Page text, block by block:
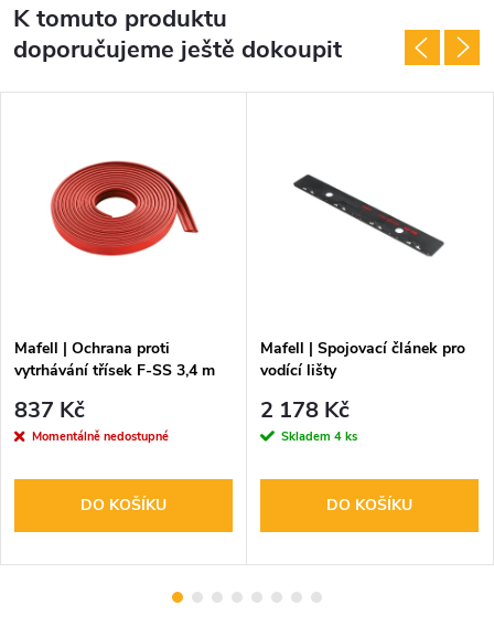
K tomuto produktu
doporučujeme ještě dokoupit
Mafell | Ochrana proti
vytrhávání třísek F-SS 3,4 m
837 Kč
Momentálně nedostupné
DO KOŠÍKU
Mafell | Spojovací článek pro
vodící lišty
2 178 Kč
Skladem 4 ks
DO KOŠÍKU